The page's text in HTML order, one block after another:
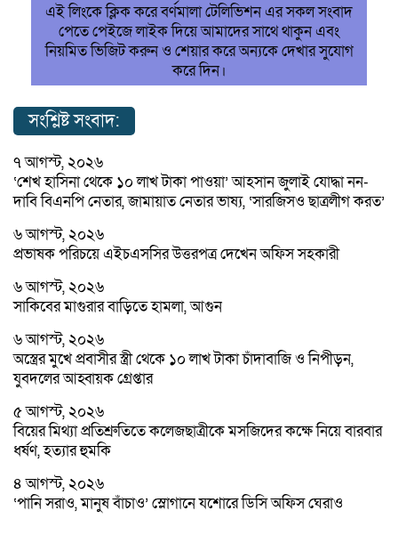
এই লিংকে ক্লিক করে বর্ণমালা টেলিভিশন এর সকল সংবাদ
পেতে পেইজে লাইক দিয়ে আমাদের সাথে থাকুন এবং
নিয়মিত ভিজিট করুন ও শেয়ার করে অন্যকে দেখার সুযোগ
করে দিন।
সংশ্লিষ্ট সংবাদ:
৭ আগস্ট, ২০২৬
‘শেখ হাসিনা থেকে ১০ লাখ টাকা পাওয়া’ আহসান জুলাই যোদ্ধা নন-
দাবি বিএনপি নেতার, জামায়াত নেতার ভাষ্য, ‘সারজিসও ছাত্রলীগ করত’
৬ আগস্ট, ২০২৬
প্রভাষক পরিচয়ে এইচএসসির উত্তরপত্র দেখেন অফিস সহকারী
৬ আগস্ট, ২০২৬
সাকিবের মাগুরার বাড়িতে হামলা, আগুন
৬ আগস্ট, ২০২৬
অস্ত্রের মুখে প্রবাসীর স্ত্রী থেকে ১০ লাখ টাকা চাঁদাবাজি ও নিপীড়ন,
যুবদলের আহ্বায়ক গ্রেপ্তার
৫ আগস্ট, ২০২৬
বিয়ের মিথ্যা প্রতিশ্রুতিতে কলেজছাত্রীকে মসজিদের কক্ষে নিয়ে বারবার
ধর্ষণ, হত্যার হুমকি
৪ আগস্ট, ২০২৬
‘পানি সরাও, মানুষ বাঁচাও’ স্লোগানে যশোরে ডিসি অফিস ঘেরাও